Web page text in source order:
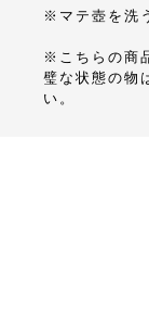
※マテ壺を洗
※こちらの商
璧な状態の物
い。